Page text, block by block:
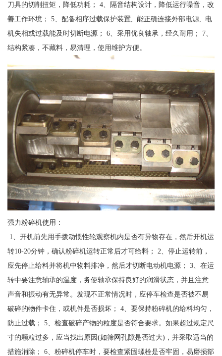
刀具的切削扭矩，降低功耗； 4、隔音结构设计，降低运行噪音，改
善工作环境； 5、配备相序过载保护装置, 能正确连接外部电源, 电
机失相或过载能及时切断电源； 6、采用优良轴承，经久耐用； 7、
结构紧凑，不藏料，易清理，使用维护方便。
强力粉碎机使用：
1、开机前先用手拨动惯性轮观察机内是否有异物存在，然后开机运
转10-20分钟，确认粉碎机运转正常后才可给料； 2、停止运转前，
应先停止给料并将机中物料排净，然后才切断电动机电源； 3、在运
转中要注意轴承的温度，务使轴承保持良好的润滑状态，并且注意
声音和振动有无异常。发现不正常情况时，应停车检查是否被不易
破碎的物件卡住，或机件是否损坏； 4、要保持粉碎机的给料均匀，
防止过载； 5、检查破碎产物的粒度是否符合要求。如果超过规定尺
寸的颗粒过多，应当找出原因(如筛网孔隙是否过大)，并采取适当的
措施消除； 6、粉碎机停车时，要检查紧固螺栓是否牢固，易磨损部